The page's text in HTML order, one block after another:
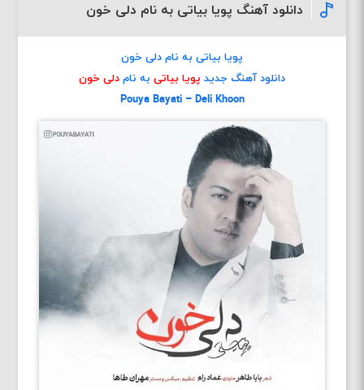
دانلود آهنگ پویا بیاتی به نام دلی خون
پویا بیاتی به نام دلی خون
دانلود آهنگ جدید پویا بیاتی به نام دلی خون
Pouya Bayati – Deli Khoon